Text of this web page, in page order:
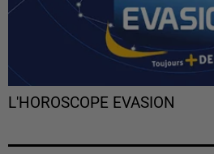
L'HOROSCOPE EVASION